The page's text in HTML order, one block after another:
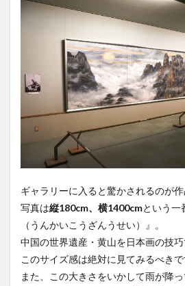
ギャラリーに入ると驚かされるのが作
写真は縦180cm、横1400cmという一
（うんかいこうざんうせい）』。
中国の世界遺産・黄山を日本画の技巧
このサイズ感は絶対に見てみるべきで
また、この大きさをいかして雨が降